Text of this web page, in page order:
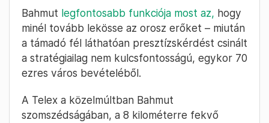
Bahmut legfontosabb funkciója most az, hogy
minél tovább lekösse az orosz erőket – miután
a támadó fél láthatóan presztízskérdést csinált
a stratégiailag nem kulcsfontosságú, egykor 70
ezres város bevételéből.
A Telex a közelmúltban Bahmut
szomszédságában, a 8 kilométerre fekvő